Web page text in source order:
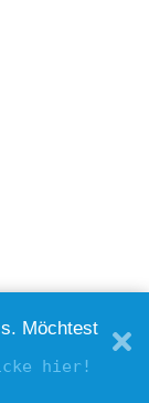
Möchtest
hier!